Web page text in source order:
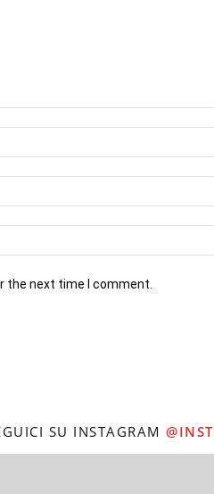
the next time I comment.
SU INSTAGRAM